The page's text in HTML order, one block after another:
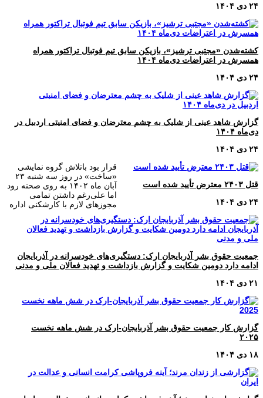
۲۴ دی ۱۴۰۴
کشته‌شدن «مجتبی ترشیز»، بازیکن سابق تیم فوتبال تراکتور همراه
همسرش در اعتراضات دی‌ماه ۱۴۰۴
۲۴ دی ۱۴۰۴
گزارش شاهد عینی از شلیک به چشم معترضان و فضای امنیتی اردبیل در
دی‌ماه ۱۴۰۴
۲۴ دی ۱۴۰۴
قتل ۲۴۰۳ معترض تأیید شده است
۲۴ دی ۱۴۰۴
جمعیت حقوق بشر آذربایجان ارک: دستگیری‌های خودسرانه در آذربایجان
ادامه دارد دومین شکایت و گزارش بازداشت و تهدید فعالان ملی و مدنی
۲۱ دی ۱۴۰۴
گزارش کار جمعیت حقوق بشر آذربایجان-ارک در شش ماهه نخست
۲۰۲۵
۱۸ دی ۱۴۰۴
قرار بود باتلاش گروه نمایشی
«ساخت» در روز سه شنبه ۲۳
آبان ماه ۱۴۰۲ به روی صحنه رود
اما علی‌رغم داشتن تمامی
مجوزهای لازم با کارشکنی اداره